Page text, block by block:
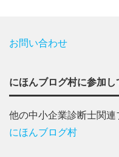
お問い合わせ
にほんブログ村に参加し
他の中小企業診断士関連
にほんブログ村